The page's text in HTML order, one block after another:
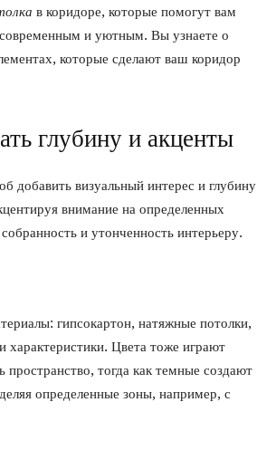
в коридоре, которые помогут вам
современным и уютным. Вы узнаете о
которые сделают ваш коридор
глубину и акценты
добавить визуальный интерес и глубину
внимание на определенных
и утонченность интерьеру.
гипсокартон, натяжные потолки,
Цвета тоже играют
тогда как темные создают
определенные зоны, например, с